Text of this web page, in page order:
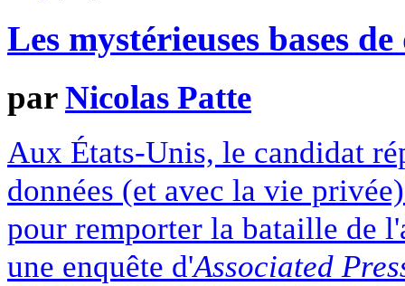
Les mystérieuses bases
parNicolas Patte
Aux États-Unis, le candidat
données (et avec la vie
pour remporter la bataille de
une enquête d'Associated